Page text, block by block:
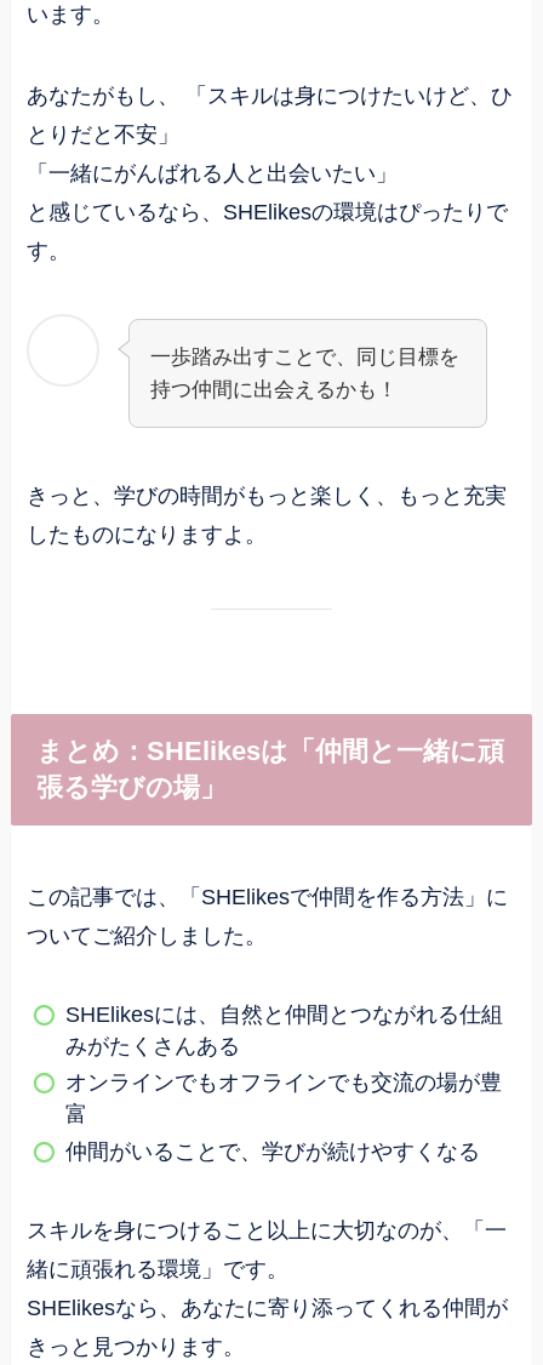
います。
あなたがもし、 「スキルは身につけたいけど、ひ
とりだと不安」
「一緒にがんばれる人と出会いたい」
と感じているなら、SHElikesの環境はぴったりで
す。
一歩踏み出すことで、同じ目標を
持つ仲間に出会えるかも！
きっと、学びの時間がもっと楽しく、もっと充実
したものになりますよ。
まとめ：SHElikesは「仲間と一緒に頑
張る学びの場」
この記事では、「SHElikesで仲間を作る方法」に
ついてご紹介しました。
SHElikesには、自然と仲間とつながれる仕組
みがたくさんある
オンラインでもオフラインでも交流の場が豊
富
仲間がいることで、学びが続けやすくなる
スキルを身につけること以上に大切なのが、「一
緒に頑張れる環境」です。
SHElikesなら、あなたに寄り添ってくれる仲間が
きっと見つかります。